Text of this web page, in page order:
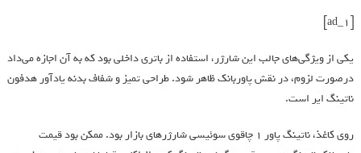
یکی از ویژگی‌های جالب‌ این شارژر، استفاده از باتری داخلی بود که به آن اجازه می‌داد
در‌صورت لزوم، در نقش پاور‌بانک ظاهر شود. طراحی تمیز و شفاف بدنه‌ یادآور هدفون‌
ناتینگ ایر است.
روی کاغذ، ناتینگ پاور ۱ چاقوی سوئیسی شارژر‌های بازار بود. ممکن بود قیمت